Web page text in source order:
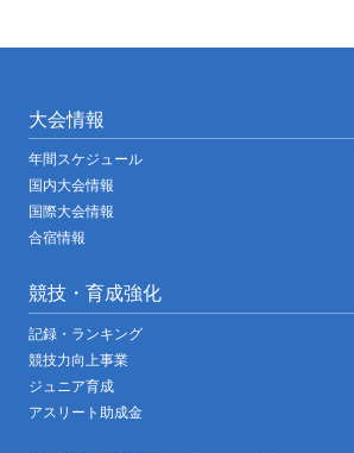
大会情報
年間スケジュール
国内大会情報
国際大会情報
合宿情報
競技・育成強化
記録・ランキング
競技力向上事業
ジュニア育成
アスリート助成金